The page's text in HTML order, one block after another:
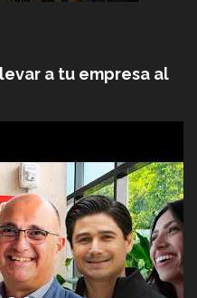
a tu empresa al